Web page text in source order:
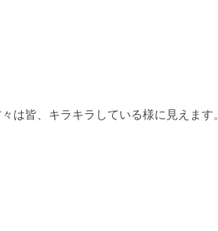
皆、キラキラしている様に見えます。